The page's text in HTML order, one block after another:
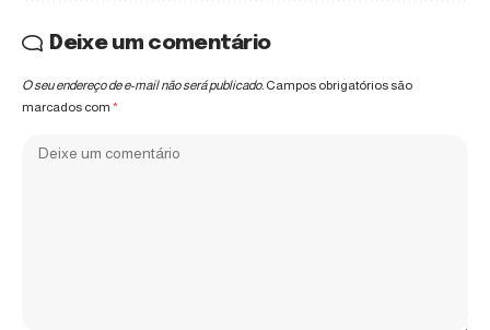
Deixe um comentário
O seu endereço de e-mail não será publicado. Campos obrigatórios são
marcados com *